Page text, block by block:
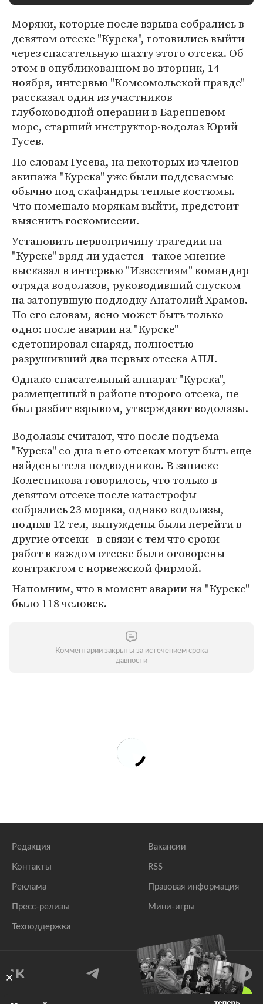
Моряки, которые после взрыва собрались в
девятом отсеке "Курска", готовились выйти
через спасательную шахту этого отсека. Об
этом в опубликованном во вторник, 14
ноября, интервью "Комсомольской правде"
рассказал один из участников
глубоководной операции в Баренцевом
море, старший инструктор-водолаз Юрий
Гусев.
По словам Гусева, на некоторых из членов
экипажа "Курска" уже были поддеваемые
обычно под скафандры теплые костюмы.
Что помешало морякам выйти, предстоит
выяснить госкомиссии.
Установить первопричину трагедии на
"Курске" вряд ли удастся - такое мнение
высказал в интервью "Известиям" командир
отряда водолазов, руководивший спуском
на затонувшую подлодку Анатолий Храмов.
По его словам, ясно может быть только
одно: после аварии на "Курске"
сдетонировал снаряд, полностью
разрушивший два первых отсека АПЛ.
Однако спасательный аппарат "Курска",
размещенный в районе второго отсека, не
был разбит взрывом, утверждают водолазы.
Водолазы считают, что после подъема
"Курска" со дна в его отсеках могут быть еще
найдены тела подводников. В записке
Колесникова говорилось, что только в
девятом отсеке после катастрофы
собрались 23 моряка, однако водолазы,
подняв 12 тел, вынуждены были перейти в
другие отсеки - в связи с тем что сроки
работ в каждом отсеке были оговорены
контрактом с норвежской фирмой.
Напомним, что в момент аварии на "Курске"
было 118 человек.
Комментарии закрыты за истечением срока
давности
Редакция
Контакты
Реклама
Пресс-релизы
Техподдержка
Вакансии
RSS
Правовая информация
Мини-игры